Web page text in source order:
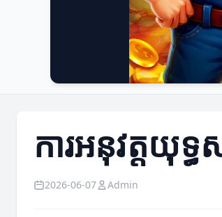
ការអនុវត្តយុទ្
2026-06-07 Admin